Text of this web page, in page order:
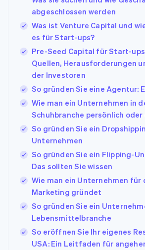
Stripe-Sessions 2026
Erfahren Sie, wie Stripe
Jetzt ansehen
abgeschlossen werden
Was ist Venture Capital und
es für Start-ups?
Pre-Seed Capital für Start-
Quellen, Herausforderungen
der Investoren
So gründen Sie eine Agentur:
Wie man ein Unternehmen in
Schuhbranche persönlich
So gründen Sie ein
Unternehmen
So gründen Sie ein Flipping-
Das sollten Sie wissen
Wie man ein Unternehmen für
Marketing gründet
So gründen Sie ein
Lebensmittelbranche
So eröffnen Sie Ihr eigenes
USA: Ein Leitfaden für